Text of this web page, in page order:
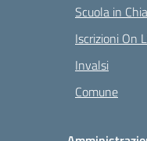
Scuola in
Iscrizioni On
Invalsi
Comune